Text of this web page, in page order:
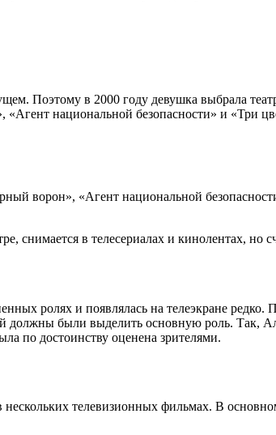
Поэтому в 2000 году девушка выбрала
«Агент национальной безопасности» и
ворон», «Агент национальной
в телесериалах и кинолентах, но
ролях и появлялась на телеэкране
должны были выделить основную роль. Так,
по достоинству оценена зрителями.
телевизионных фильмах. В